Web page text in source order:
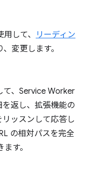
して、
リーディン
変更します。
て、Service Worker
返し、拡張機能の
ッスンして応答し
の相対パスを完全
す。